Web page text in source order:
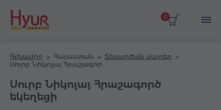
0
Գլխավոր Հայաստան
Տեսարժան վայրեր
Սուրբ Նիկոլայ Հրաշագործ
եկեղեցի